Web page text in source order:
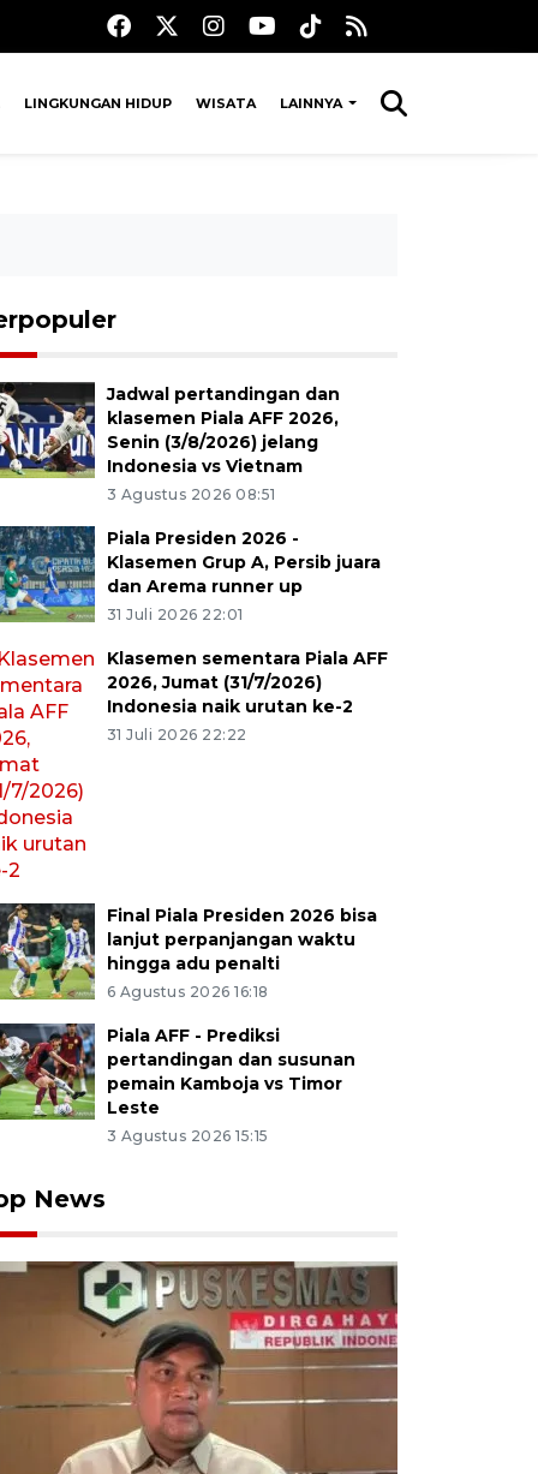
LINGKUNGAN HIDUP WISATA LAINNYA
Jadwal pertandingan dan
klasemen Piala AFF 2026,
Senin (3/8/2026) jelang
Indonesia vs Vietnam
3 Agustus 2026 08:51
Piala Presiden 2026 -
Klasemen Grup A, Persib juara
dan Arema runner up
31 Juli 2026 22:01
Klasemen sementara Piala AFF
2026, Jumat (31/7/2026)
Indonesia naik urutan ke-2
31 Juli 2026 22:22
Final Piala Presiden 2026 bisa
lanjut perpanjangan waktu
hingga adu penalti
6 Agustus 2026 16:18
Piala AFF - Prediksi
pertandingan dan susunan
pemain Kamboja vs Timor
Leste
3 Agustus 2026 15:15
News